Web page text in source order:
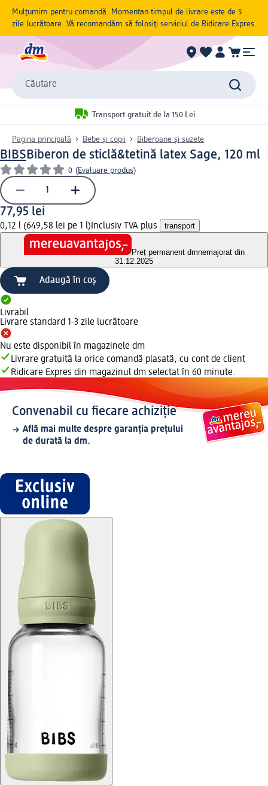
Mulțumim pentru comandă. Momentan timpul de livrare este de 5
zile lucrătoare. Vă recomandăm să folosiți serviciul de Ridicare Expres
Căutare
Transport gratuit de la 150 Lei
Pagina principală Bebe și copii Biberoane și suzete
BIBSBiberon de sticlă&tetină latex Sage, 120 ml
0 (Evaluare produs)
77,95 lei
0,12 l (649,58 lei pe 1 l) Inclusiv TVA plus transport
Preț permanent dmnemajorat din
31.12.2025
Adaugă în coș
Livrabil
Livrare standard 1-3 zile lucrătoare
Nu este disponibil în magazinele dm
Livrare gratuită la orice comandă plasată, cu cont de client
Ridicare Expres din magazinul dm selectat în 60 minute.
Convenabil cu fiecare achiziție
Află mai multe despre garanția prețului
de durată la dm.